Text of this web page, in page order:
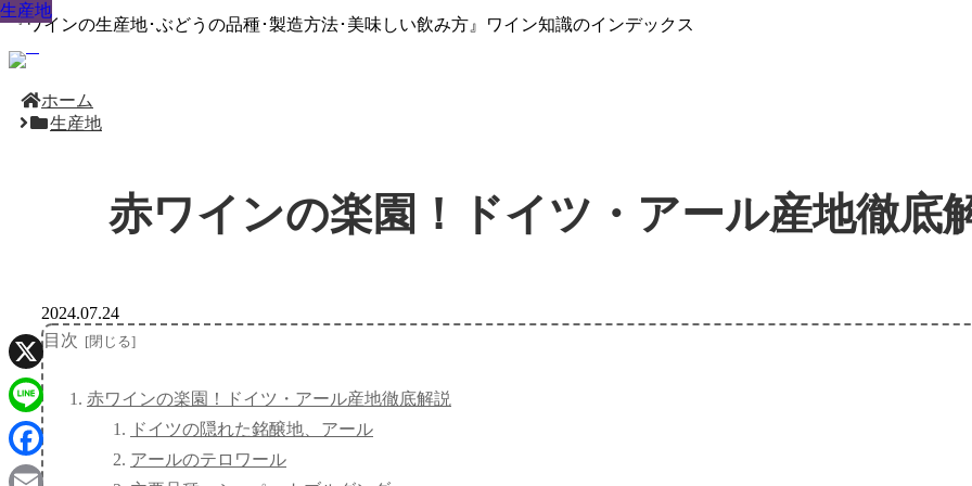
『ワインの生産地･ぶどうの品種･製造方法･美味しい飲み方』ワイン知識のインデックス
ホーム
生産地
赤ワインの楽園！ドイツ・アール産地徹底
生産地
2024.07.24
目次
赤ワインの楽園！ドイツ・アール産地徹底解説
ドイツの隠れた銘醸地、アール
アールのテロワール
生産地
生産地
生産地
生産地
生産地
生産地
生産地
生産地
X
Line
Facebook